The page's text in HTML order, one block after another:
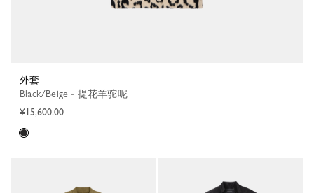
外套
Black/Beige - 提花羊驼呢
¥15,600.00